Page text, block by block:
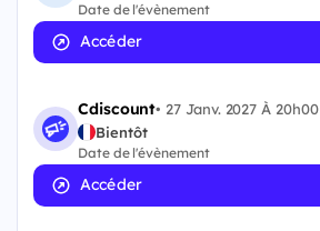
Date de l'évènement
Accéder
Cdiscount• 27 Janv. 2027 À 20h00
Bientôt
Date de l'évènement
Accéder